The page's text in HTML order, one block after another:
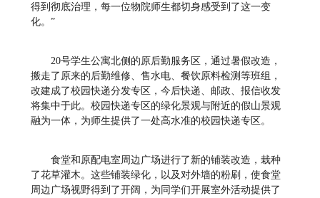
得到彻底治理，每一位物院师生都切身感受到了这一变
化。”
20号学生公寓北侧的原后勤服务区，通过暑假改造，
搬走了原来的后勤维修、售水电、餐饮原料检测等班组，
改建成了校园快递分发专区，今后快递、邮政、报信收发
将集中于此。校园快递专区的绿化景观与附近的假山景观
融为一体，为师生提供了一处高水准的校园快递专区。
食堂和原配电室周边广场进行了新的铺装改造，栽种
了花草灌木。这些铺装绿化，以及对外墙的粉刷，使食堂
周边广场视野得到了开阔，为同学们开展室外活动提供了